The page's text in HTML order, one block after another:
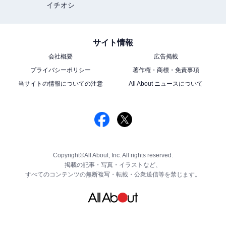
イチオシ
サイト情報
会社概要
広告掲載
プライバシーポリシー
著作権・商標・免責事項
当サイトの情報についての注意
All About ニュースについて
Copyright©All About, Inc. All rights reserved.
掲載の記事・写真・イラストなど、
すべてのコンテンツの無断複写・転載・公衆送信等を禁じます。